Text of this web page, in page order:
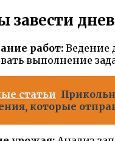
завести
работ: Ведение
выполнение
статьи
которые